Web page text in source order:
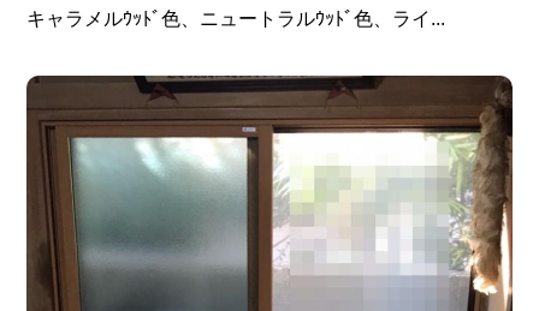
キャラメルｳｯﾄﾞ色、ニュートラルｳｯﾄﾞ色、ライ...